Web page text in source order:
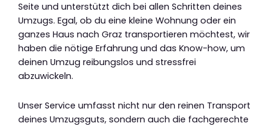
Seite und unterstützt dich bei allen Schritten deines
Umzugs. Egal, ob du eine kleine Wohnung oder ein
ganzes Haus nach Graz transportieren möchtest, wir
haben die nötige Erfahrung und das Know-how, um
deinen Umzug reibungslos und stressfrei
abzuwickeln.
Unser Service umfasst nicht nur den reinen Transport
deines Umzugsguts, sondern auch die fachgerechte